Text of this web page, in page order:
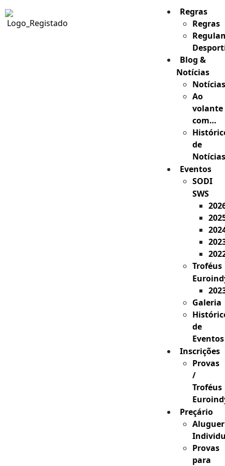
Regras
Regras
Blog &
Notícias
Notícias
Ao
volante
com…
de
Notícias
Eventos
SODI
SWS
Troféus
Galeria
de
Eventos
Inscrições
Provas
/
Troféus
Preçário
Aluguer
Provas
para